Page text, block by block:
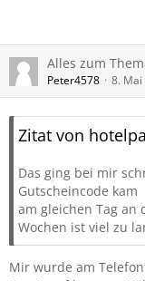
Alles zum
Peter4578 8. Mai
Zitat von
Das ging bei mir
Gutscheincode kam
am gleichen Tag an
Wochen ist viel zu
Mir wurde am